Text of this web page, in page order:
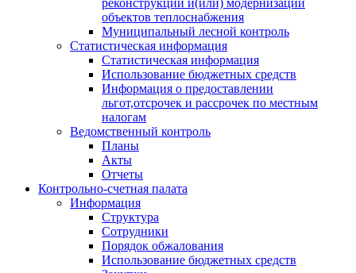
реконструкции и(или) модернизации
объектов теплоснабжения
Муниципальный лесной контроль
Статистическая информация
Статистическая информация
Использование бюджетных средств
Информация о предоставлении
льгот,отсрочек и рассрочек по местным
налогам
Ведомственный контроль
Планы
Акты
Отчеты
Контрольно-счетная палата
Информация
Структура
Сотрудники
Порядок обжалования
Использование бюджетных средств